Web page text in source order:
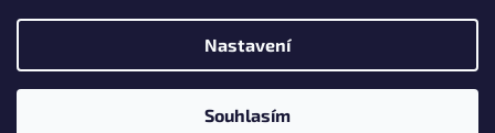
Nastavení
Souhlasím
Sledovat na Instagramu